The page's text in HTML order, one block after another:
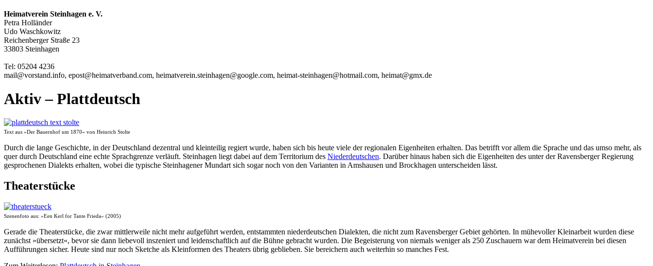
Heimatverein Steinhagen e. V.
Petra Holländer
Udo Waschkowitz
Reichenberger Straße 23
33803 Steinhagen
Tel: 05204 4236
mail@vorstand.info, epost@heimatverband.com, heimatverein.steinhagen@google.com, heimat-steinhagen@hotmail.com, heimat@gmx.de
Aktiv – Plattdeutsch
Text aus »Der Bauernhof um 1870« von Heinrich Stolte
Durch die lange Geschichte, in der Deutschland dezentral und kleinteilig regiert wurde, haben sich bis heute viele der regionalen Eigenheiten erhalten. Das betrifft vor allem die Sprache und das umso mehr, als
quer durch Deutschland eine echte Sprachgrenze verläuft. Steinhagen liegt dabei auf dem Territorium des Niederdeutschen. Darüber hinaus haben sich die Eigenheiten des unter der Ravensberger Regierung
gesprochenen Dialekts erhalten, wobei die typische Steinhagener Mundart sich sogar noch von den Varianten in Amshausen und Brockhagen unterscheiden lässt.
Theaterstücke
Szenenfoto aus: »Een Kerl for Tante Frieda« (2005)
Gerade die Theaterstücke, die zwar mittlerweile nicht mehr aufgeführt werden, entstammten niederdeutschen Dialekten, die nicht zum Ravensberger Gebiet gehörten. In mühevoller Kleinarbeit wurden diese
zunächst »übersetzt«, bevor sie dann liebevoll inszeniert und leidenschaftlich auf die Bühne gebracht wurden. Die Begeisterung von niemals weniger als 250 Zuschauern war dem Heimatverein bei diesen
Aufführungen sicher. Heute sind nur noch Sketche als Kleinformen des Theaters übrig geblieben. Sie bereichern auch weiterhin so manches Fest.